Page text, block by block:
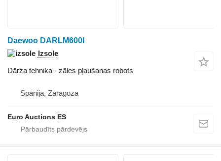
Daewoo DARLM600I
Izsole
Dārza tehnika - zāles pļaušanas robots
Spānija, Zaragoza
Euro Auctions ES